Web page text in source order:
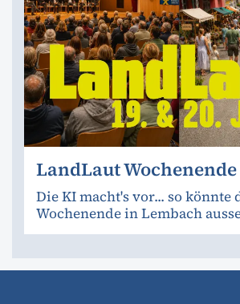
LandLaut Wochenende
Die KI macht's vor... so könnte
Wochenende in Lembach